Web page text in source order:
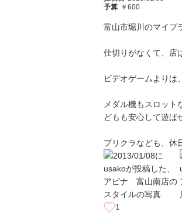
予算 ￥600
富山市堀川のマイプ
仕切りがなくて、店
ビデオゲームよりは
メダル機もスロッ
どもも安心して遊ば
プリクラなども、休
1